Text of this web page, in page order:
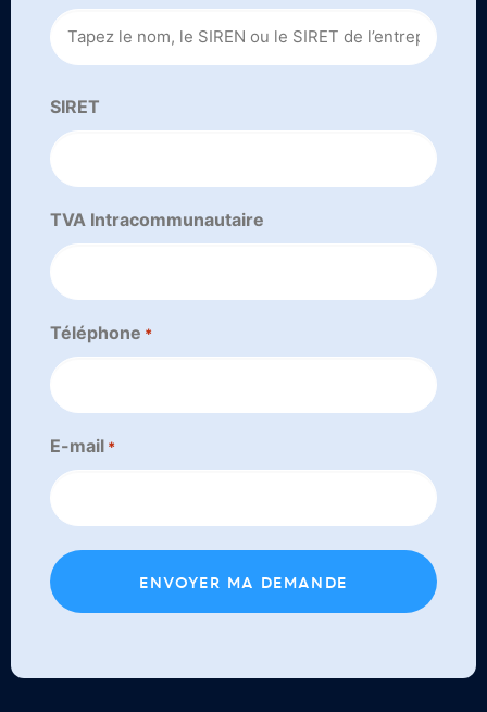
SIRET
TVA Intracommunautaire
Téléphone *
E-mail *